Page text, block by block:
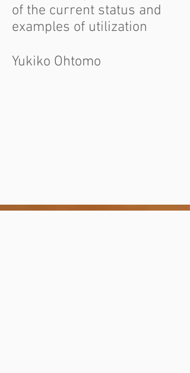
of the current status and
examples of utilization
Yukiko ​Ohtomo